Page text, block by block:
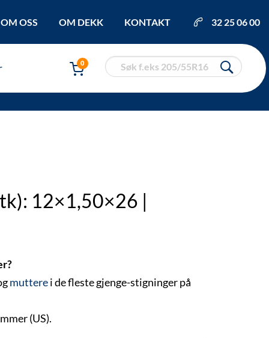
OM OSS OM DEKK KONTAKT 32 25 06 00
0
12×1,50×26 |
mutterei de fleste gjenge-stigninger på
(US).